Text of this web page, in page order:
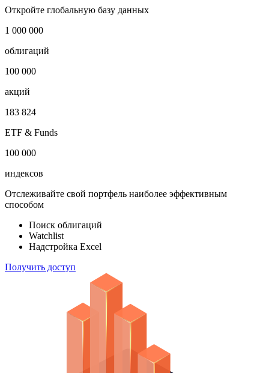
Откройте глобальную базу данных
1 000 000
облигаций
100 000
акций
183 824
ETF & Funds
100 000
индексов
Отслеживайте свой портфель наиболее эффективным
способом
Поиск облигаций
Watchlist
Надстройка Excel
Получить доступ